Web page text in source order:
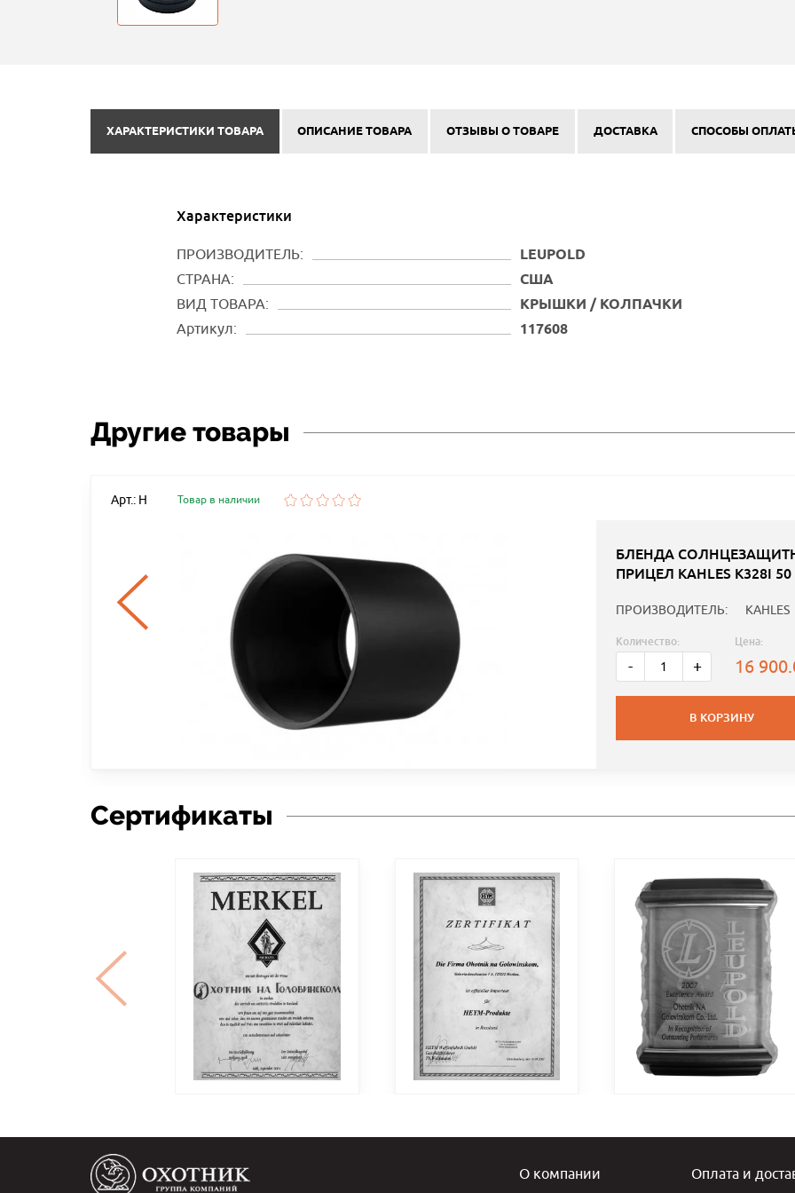
ХАРАКТЕРИСТИКИ ТОВАРА ОПИСАНИЕ ТОВАРА ОТЗЫВЫ О ТОВАРЕ ДОСТАВКА СПОСОБЫ
Характеристики
ПРОИЗВОДИТЕЛЬ: LEUPOLD
СТРАНА: США
ВИД ТОВАРА: КРЫШКИ / КОЛПАЧКИ
Артикул: 117608
Другие товары
Арт.: Н Товар в наличии
БЛЕНДА
ПРИЦЕЛ KAHLES K328I 50
ПРОИЗВОДИТЕЛЬ: KAHLES
Количество:
- +
Цена:
16
В КОРЗИНУ
Сертификаты
О компании Оплата и